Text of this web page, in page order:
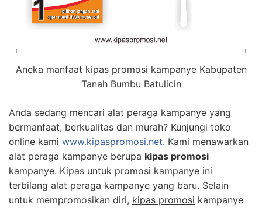
Aneka manfaat kipas promosi kampanye Kabupaten
Tanah Bumbu Batulicin
Anda sedang mencari alat peraga kampanye yang
bermanfaat, berkualitas dan murah? Kunjungi toko
online kami www.kipaspromosi.net. Kami menawarkan
alat peraga kampanye berupa kipas promosi
kampanye. Kipas untuk promosi kampanye ini
terbilang alat peraga kampanye yang baru. Selain
untuk mempromosikan diri, kipas promosi kampanye